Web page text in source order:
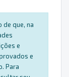
de que, na
e
e
Para